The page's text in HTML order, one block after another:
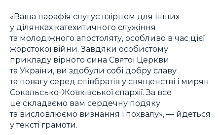
«Ваша парафія слугує взірцем для інших
у ділянках катехитичного служіння
та молодіжного апостоляту, особливо в час цієї
жорстокої війни. Завдяки особистому
прикладу вірного сина Святої Церкви
та України, ви здобули собі добру славу
та повагу серед співбратів у священстві і мирян
Сокальсько-Жовківської єпархії. За все
це складаємо вам сердечну подяку
та висловлюємо визнання і похвалу», — йдеться
у тексті грамоти.